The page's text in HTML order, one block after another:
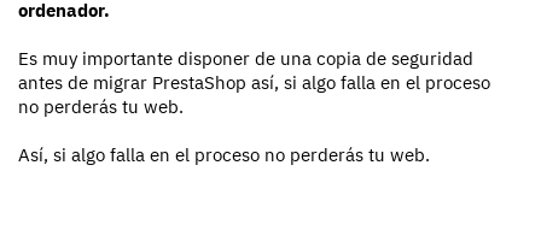
ordenador.
Es muy importante disponer de una copia de seguridad
antes de migrar PrestaShop así, si algo falla en el proceso
no perderás tu web.
Así, si algo falla en el proceso no perderás tu web.